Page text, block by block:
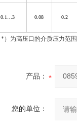
0.1…3 0.08 0.2
*）为高压口的介质压力范
产品：
您的单位：